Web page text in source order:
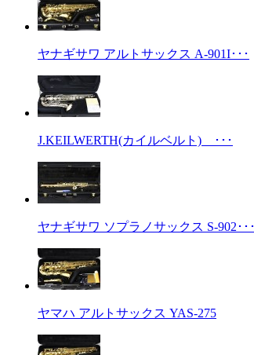
ヤナギサワ アルトサックス A-901I･･･
J.KEILWERTH(カイルベルト) ･･･
ヤナギサワ ソプラノサックス S-902･･･
ヤマハ アルトサックス YAS-275